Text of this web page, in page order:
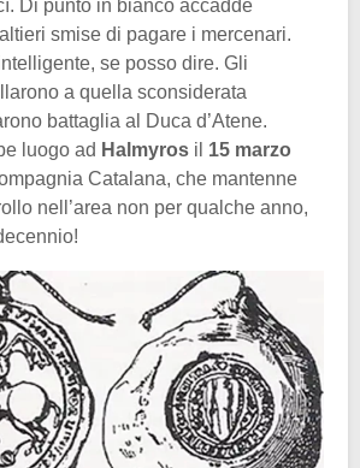
Di punto in bianco accadde
smise di pagare i mercenari.
se posso dire. Gli
a quella sconsiderata
battaglia al Duca d’Atene.
luogo ad Halmyros il 15 marzo
Catalana, che mantenne
nell’area non per qualche anno,